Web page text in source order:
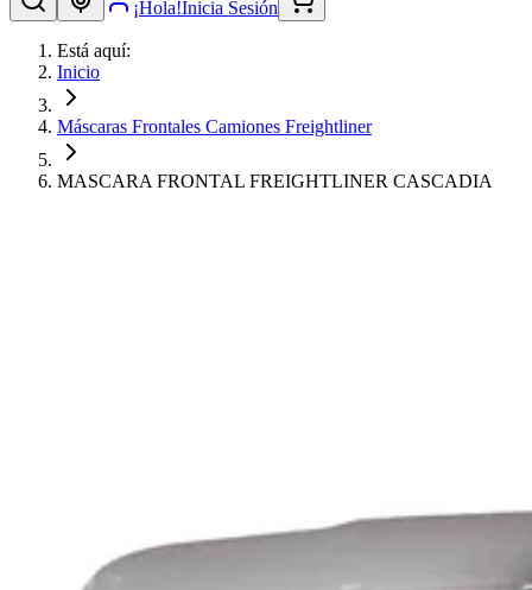
¡Hola!Inicia Sesión
Está aquí:
Inicio
Máscaras Frontales Camiones Freightliner
MASCARA FRONTAL FREIGHTLINER CASCADIA